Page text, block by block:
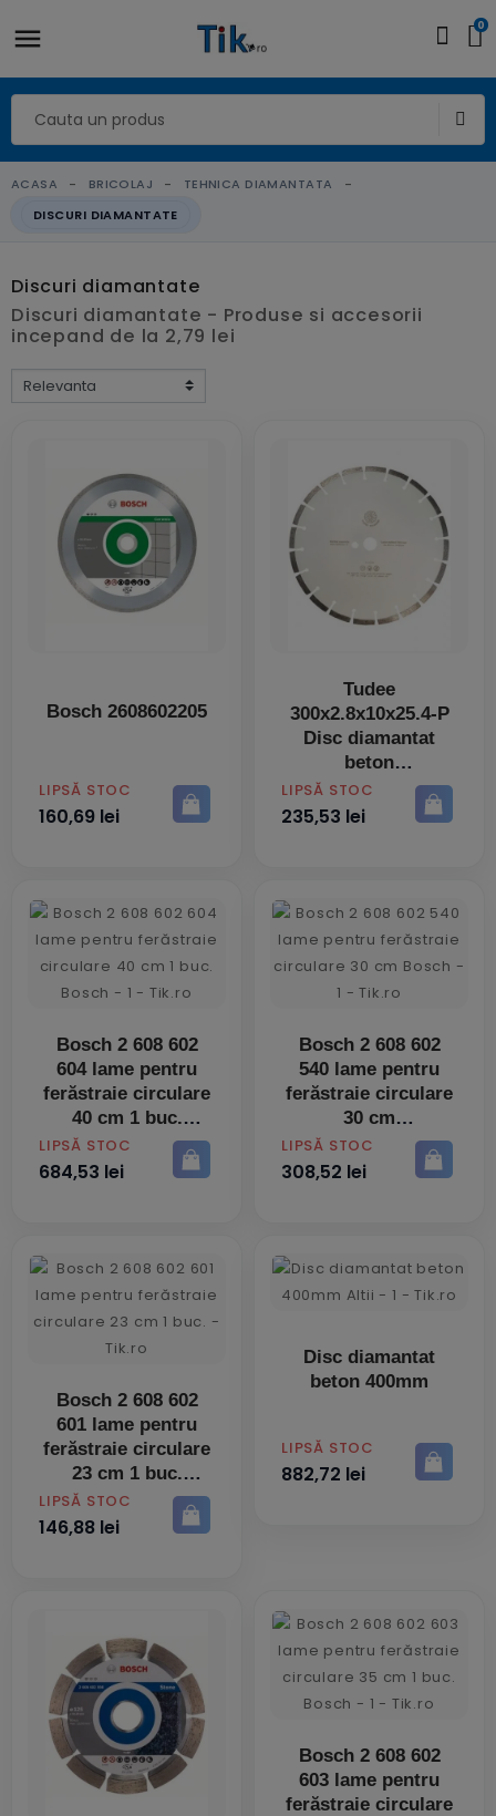
0
ACASA BRICOLAJ
TEHNICA DIAMANTATA
DISCURI DIAMANTATE
Discuri diamantate
Discuri diamantate - Produse si accesorii
incepand de la 2,79 lei
Bosch 2608602205
PRET
LIPSĂ STOC
160,69 lei
Tudee
300x2.8x10x25.4-P
Disc diamantat
beton
PRET
LIPSĂ STOC
235,53 lei
Bosch 2 608 602
604 lame pentru
ferăstraie circulare
40 cm 1 buc.
PRET
LIPSĂ STOC
684,53 lei
Bosch 2 608 602
540 lame pentru
ferăstraie circulare
30 cm
PRET
LIPSĂ STOC
308,52 lei
Bosch 2 608 602
601 lame pentru
ferăstraie circulare
23 cm 1 buc.
PRET
LIPSĂ STOC
146,88 lei
Disc diamantat
beton 400mm
PRET
LIPSĂ STOC
882,72 lei
Bosch 2 608 602
603 lame pentru
ferăstraie circulare